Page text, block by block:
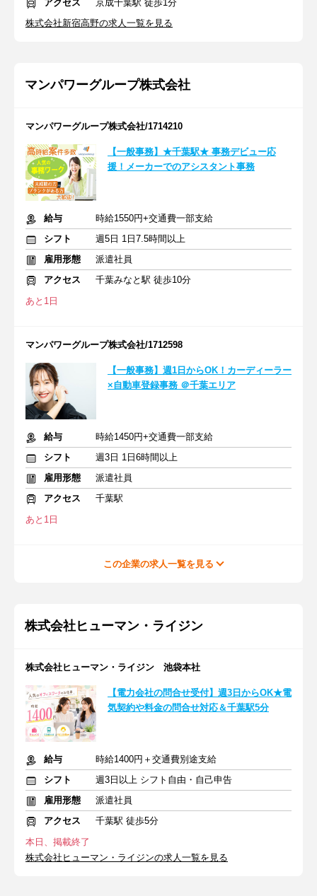
アクセス
京成千葉駅 徒歩1分
株式会社新宿高野の求人一覧を見る
マンパワーグループ株式会社
マンパワーグループ株式会社/1714210
【一般事務】★千葉駅★ 事務デビュー応
援！メーカーでのアシスタント事務
給与
時給1550円+交通費一部支給
シフト
週5日 1日7.5時間以上
雇用形態
派遣社員
アクセス
千葉みなと駅 徒歩10分
あと1日
マンパワーグループ株式会社/1712598
【一般事務】週1日からOK！カーディーラー
×自動車登録事務 ＠千葉エリア
給与
時給1450円+交通費一部支給
シフト
週3日 1日6時間以上
雇用形態
派遣社員
アクセス
千葉駅
あと1日
この企業の求人一覧を見る
株式会社ヒューマン・ライジン
株式会社ヒューマン・ライジン 池袋本社
【電力会社の問合せ受付】週3日からOK★電
気契約や料金の問合せ対応＆千葉駅5分
給与
時給1400円＋交通費別途支給
シフト
週3日以上 シフト自由・自己申告
雇用形態
派遣社員
アクセス
千葉駅 徒歩5分
本日、掲載終了
株式会社ヒューマン・ライジンの求人一覧を見る